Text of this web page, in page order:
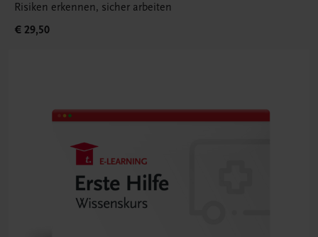
Risiken erkennen, sicher arbeiten
€ 29,50